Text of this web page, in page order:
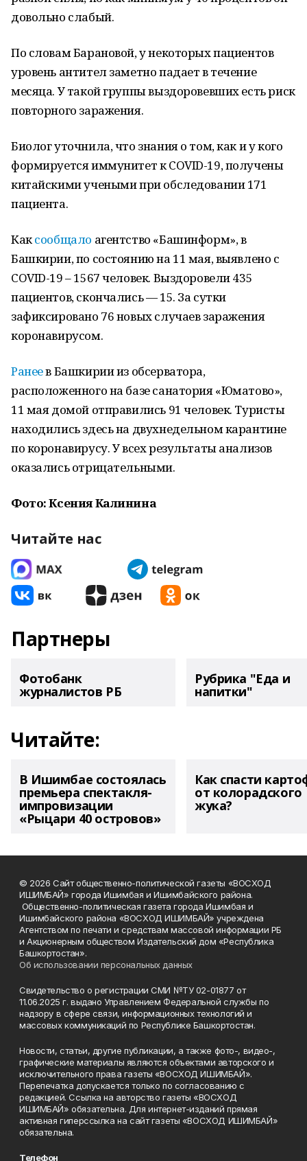
довольно слабый.
По словам Барановой, у некоторых пациентов
уровень антител заметно падает в течение
месяца. У такой группы выздоровевших есть риск
повторного заражения.
Биолог уточнила, что знания о том, как и у кого
формируется иммунитет к COVID-19, получены
китайскими учеными при обследовании 171
пациента.
Каксообщало агентство «Башинформ», в
Башкирии, по состоянию на 11 мая, выявлено с
COVID-19 – 1567 человек. Выздоровели 435
пациентов, скончались — 15. За сутки
зафиксировано 76 новых случаев заражения
коронавирусом.
Ранеев Башкирии из обсерватора,
расположенного на базе санатория «Юматово»,
11 мая домой отправились 91 человек. Туристы
находились здесь на двухнедельном карантине
по коронавирусу. У всех результаты анализов
оказались отрицательными.
Фото: Ксения Калинина
Читайте нас
Партнеры
Фотобанк
журналистов РБ
Рубрика "Еда и
напитки"
Читайте:
В Ишимбае состоялась
премьера спектакля-
импровизации
«Рыцари 40 островов»
Как спасти
от колорадского
жука?
© 2026 Сайт общественно-политической газеты «ВОСХОД
ИШИМБАЙ» города Ишимбая и Ишимбайского района.
Общественно-политическая газета города Ишимбая и
Ишимбайского района «ВОСХОД ИШИМБАЙ» учреждена
Агентством по печати и средствам массовой информации РБ
и Акционерным обществом Издательский дом «Республика
Башкортостан».
Об использовании персональных данных
Свидетельство о регистрации СМИ №ТУ 02-01877 от
11.06.2025 г. выдано Управлением Федеральной службы по
надзору в сфере связи, информационных технологий и
массовых коммуникаций по Республике Башкортостан.
Новости, статьи, другие публикации, а также фото-, видео-,
графические материалы являются объектами авторского и
исключительного права газеты «ВОСХОД ИШИМБАЙ».
Перепечатка допускается только по согласованию с
редакцией. Ссылка на авторство газеты «ВОСХОД
ИШИМБАЙ» обязательна. Для интернет-изданий прямая
активная гиперссылка на сайт газеты «ВОСХОД ИШИМБАЙ»
обязательна.
Телефон